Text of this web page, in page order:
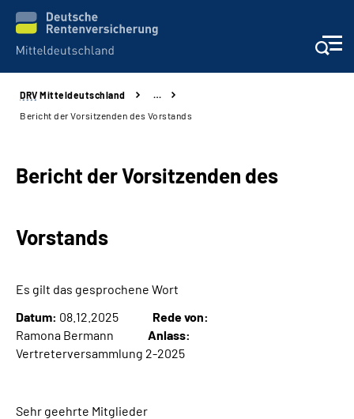
Aktuelles
Karriere
Über uns
Inhalte in Gebärdensprache (DGS)
DRV Mitteldeutschland
…
Bericht der Vorsitzenden des Vorstands
Bericht der Vorsitzenden des
Vorstands
Es gilt das gesprochene Wort
Datum: 08.12.2025
Rede von:
Ramona Bermann
Anlass:
Vertreterversammlung 2-2025
Sehr geehrte Mitglieder